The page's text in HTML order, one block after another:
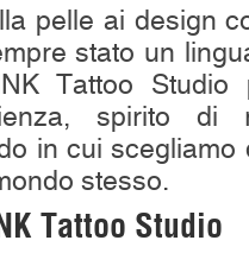
pelle ai design
stato un
Tattoo Studio
spirito di
in cui scegliamo
stesso.
Tattoo Studio